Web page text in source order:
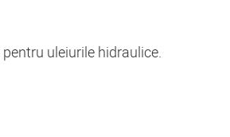
uleiurile hidraulice.